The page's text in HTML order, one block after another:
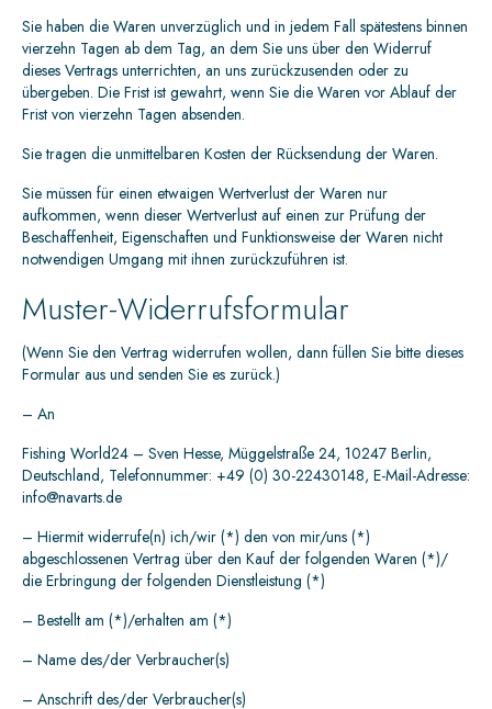
Sie haben die Waren unverzüglich und in jedem Fall spätestens binnen
vierzehn Tagen ab dem Tag, an dem Sie uns über den Widerruf
dieses Vertrags unterrichten, an uns zurückzusenden oder zu
übergeben. Die Frist ist gewahrt, wenn Sie die Waren vor Ablauf der
Frist von vierzehn Tagen absenden.
Sie tragen die unmittelbaren Kosten der Rücksendung der Waren.
Sie müssen für einen etwaigen Wertverlust der Waren nur
aufkommen, wenn dieser Wertverlust auf einen zur Prüfung der
Beschaffenheit, Eigenschaften und Funktionsweise der Waren nicht
notwendigen Umgang mit ihnen zurückzuführen ist.
Muster-Widerrufsformular
(Wenn Sie den Vertrag widerrufen wollen, dann füllen Sie bitte dieses
Formular aus und senden Sie es zurück.)
– An
Fishing World24 – Sven Hesse, Müggelstraße 24, 10247 Berlin,
Deutschland, Telefonnummer: +49 (0) 30-22430148, E-Mail-Adresse:
info@navarts.de
– Hiermit widerrufe(n) ich/wir (*) den von mir/uns (*)
abgeschlossenen Vertrag über den Kauf der folgenden Waren (*)/
die Erbringung der folgenden Dienstleistung (*)
– Bestellt am (*)/erhalten am (*)
– Name des/der Verbraucher(s)
– Anschrift des/der Verbraucher(s)